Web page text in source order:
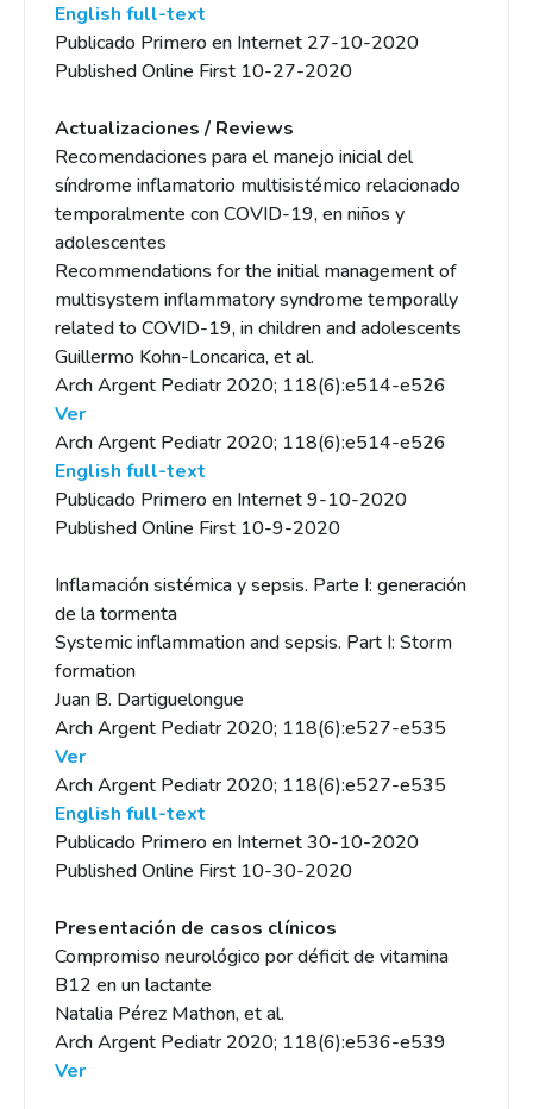
English full-text
Publicado Primero en Internet 27-10-2020
Published Online First 10-27-2020
Actualizaciones / Reviews
Recomendaciones para el manejo inicial del
síndrome inflamatorio multisistémico relacionado
temporalmente con COVID-19, en niños y
adolescentes
Recommendations for the initial management of
multisystem inflammatory syndrome temporally
related to COVID-19, in children and adolescents
Guillermo Kohn-Loncarica, et al.
Arch Argent Pediatr 2020; 118(6):e514-e526
Ver
Arch Argent Pediatr 2020; 118(6):e514-e526
English full-text
Publicado Primero en Internet 9-10-2020
Published Online First 10-9-2020
Inflamación sistémica y sepsis. Parte I: generación
de la tormenta
Systemic inflammation and sepsis. Part I: Storm
formation
Juan B. Dartiguelongue
Arch Argent Pediatr 2020; 118(6):e527-e535
Ver
Arch Argent Pediatr 2020; 118(6):e527-e535
English full-text
Publicado Primero en Internet 30-10-2020
Published Online First 10-30-2020
Presentación de casos clínicos
Compromiso neurológico por déficit de vitamina
B12 en un lactante
Natalia Pérez Mathon, et al.
Arch Argent Pediatr 2020; 118(6):e536-e539
Ver